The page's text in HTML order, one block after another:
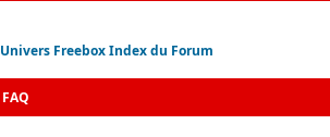
Univers Freebox Index du Forum
FAQ